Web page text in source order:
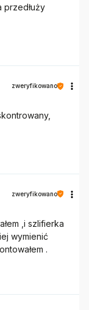
przedłuży
zweryfikowano
zweryfikowano
,i szlifierka
wymienić
.